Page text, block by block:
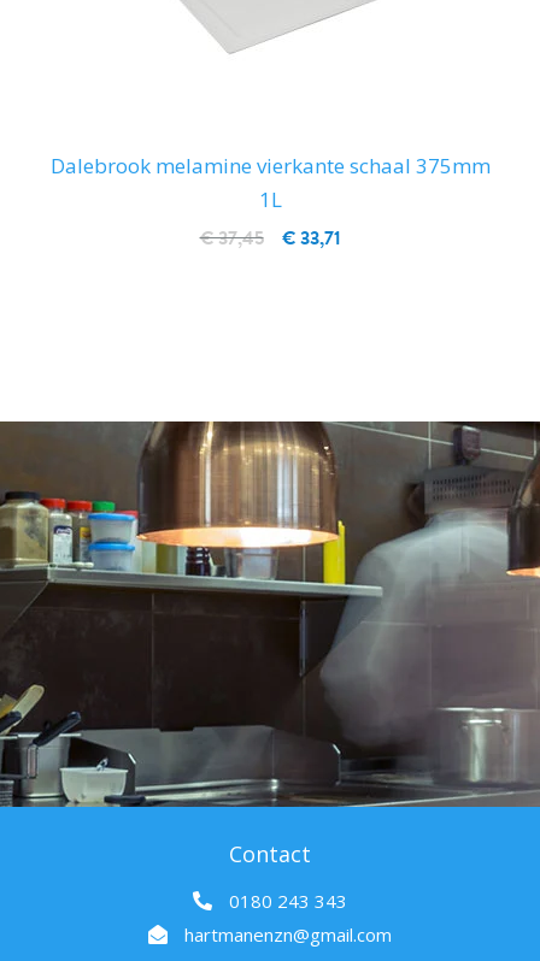
Dalebrook melamine vierkante schaal 375mm
1L
€ 33,71
€ 37,45
Contact
0180 243 343
hartmanenzn@gmail.com